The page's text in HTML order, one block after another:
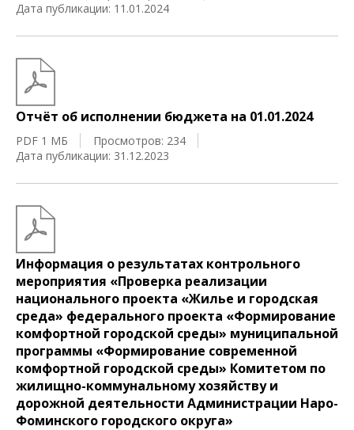
Дата публикации: 11.01.2024
Отчёт об исполнении бюджета на 01.01.2024
PDF 1 МБ
Просмотров: 234
Дата публикации: 31.12.2023
Информация о результатах контрольного
мероприятия «Проверка реализации
национального проекта «Жилье и городская
среда» федерального проекта «Формирование
комфортной городской среды» муниципальной
программы «Формирование современной
комфортной городской среды» Комитетом по
жилищно-коммунальному хозяйству и
дорожной деятельности Администрации Наро-
Фоминского городского округа»